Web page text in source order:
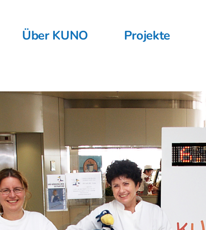
Über KUNO Projekte